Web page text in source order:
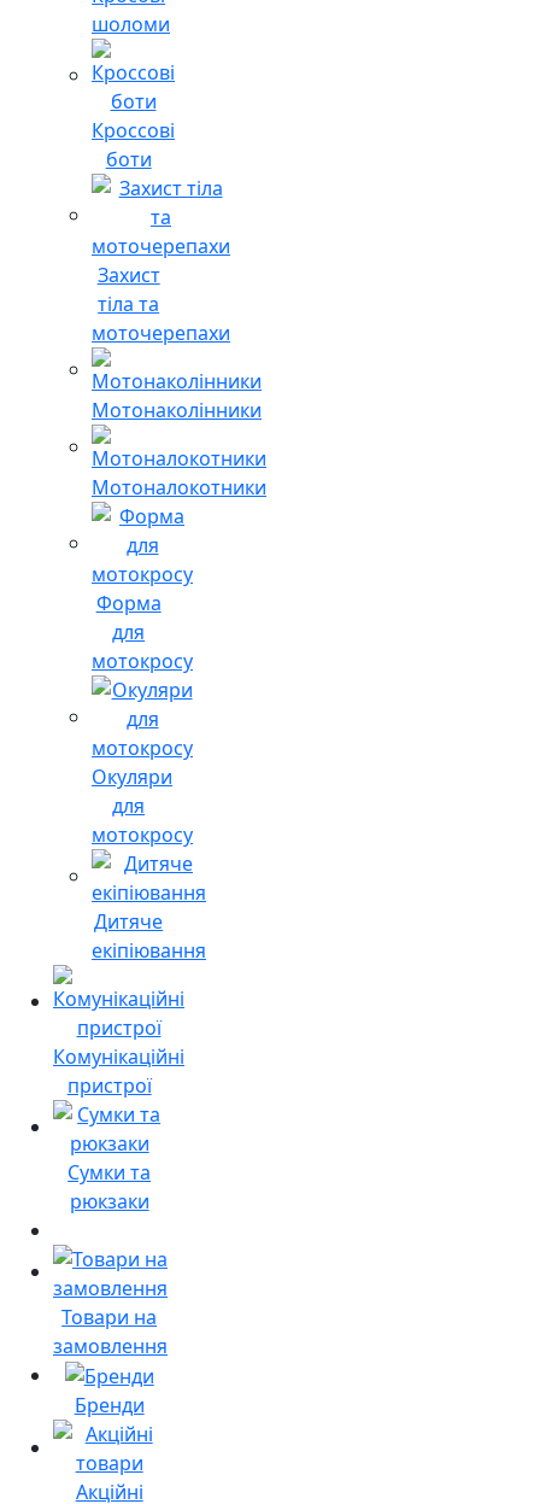
шоломи
Кроссові
боти
Захист
тіла та
моточерепахи
Мотонаколінники
Мотоналокотники
Форма
для
мотокросу
Окуляри
для
мотокросу
Дитяче
екіпіювання
Комунікаційні
пристрої
Сумки та
рюкзаки
Товари на
замовлення
Бренди
Акційні